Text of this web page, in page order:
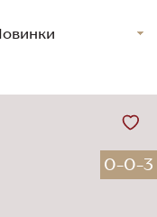
0-0-3